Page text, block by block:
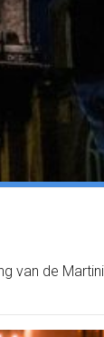
van de